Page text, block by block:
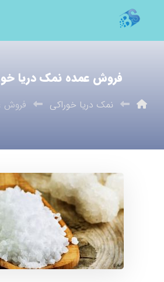
فروش عمده نمک دریا
نمک دریا خوراکی
فروش